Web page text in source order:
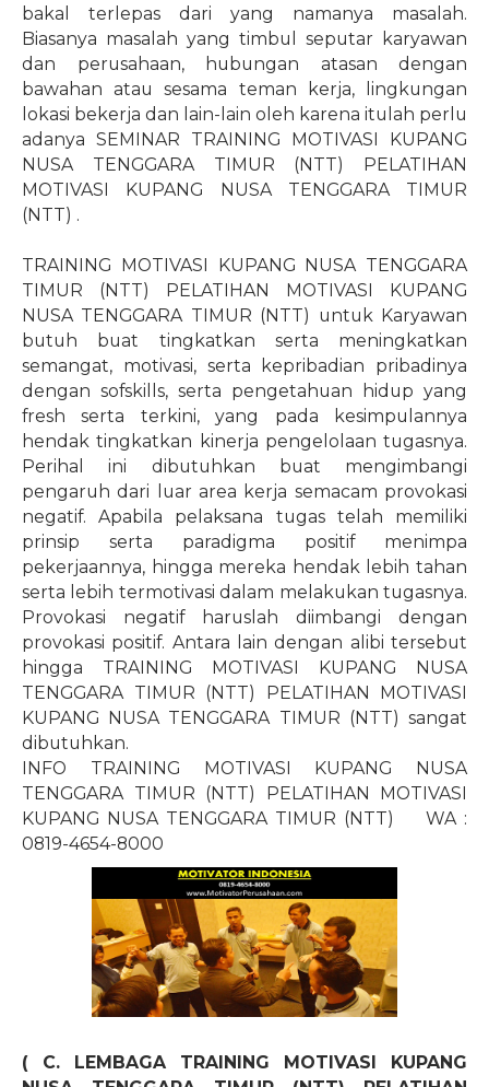
bakal terlepas dari yang namanya masalah.
Biasanya masalah yang timbul seputar karyawan
dan perusahaan, hubungan atasan dengan
bawahan atau sesama teman kerja, lingkungan
lokasi bekerja dan lain-lain oleh karena itulah perlu
adanya SEMINAR TRAINING MOTIVASI KUPANG
NUSA TENGGARA TIMUR (NTT) PELATIHAN
MOTIVASI KUPANG NUSA TENGGARA TIMUR
(NTT) .
TRAINING MOTIVASI KUPANG NUSA TENGGARA
TIMUR (NTT) PELATIHAN MOTIVASI KUPANG
NUSA TENGGARA TIMUR (NTT) untuk Karyawan
butuh buat tingkatkan serta meningkatkan
semangat, motivasi, serta kepribadian pribadinya
dengan sofskills, serta pengetahuan hidup yang
fresh serta terkini, yang pada kesimpulannya
hendak tingkatkan kinerja pengelolaan tugasnya.
Perihal ini dibutuhkan buat mengimbangi
pengaruh dari luar area kerja semacam provokasi
negatif. Apabila pelaksana tugas telah memiliki
prinsip serta paradigma positif menimpa
pekerjaannya, hingga mereka hendak lebih tahan
serta lebih termotivasi dalam melakukan tugasnya.
Provokasi negatif haruslah diimbangi dengan
provokasi positif. Antara lain dengan alibi tersebut
hingga TRAINING MOTIVASI KUPANG NUSA
TENGGARA TIMUR (NTT) PELATIHAN MOTIVASI
KUPANG NUSA TENGGARA TIMUR (NTT) sangat
dibutuhkan.
INFO TRAINING MOTIVASI KUPANG NUSA
TENGGARA TIMUR (NTT) PELATIHAN MOTIVASI
KUPANG NUSA TENGGARA TIMUR (NTT)
WA :
0819-4654-8000
( C. LEMBAGA TRAINING MOTIVASI KUPANG